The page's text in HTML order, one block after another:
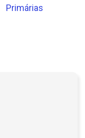
Primárias